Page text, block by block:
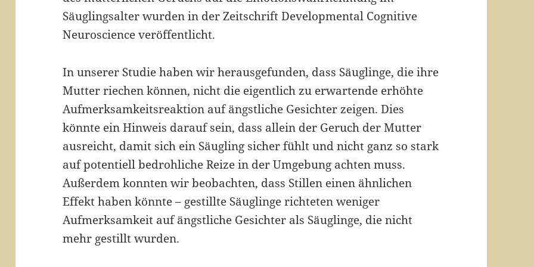
Säuglingsalter wurden in der Zeitschrift Developmental Cognitive
Neuroscience veröffentlicht.
In unserer Studie haben wir herausgefunden, dass Säuglinge, die ihre
Mutter riechen können, nicht die eigentlich zu erwartende erhöhte
Aufmerksamkeitsreaktion auf ängstliche Gesichter zeigen. Dies
könnte ein Hinweis darauf sein, dass allein der Geruch der Mutter
ausreicht, damit sich ein Säugling sicher fühlt und nicht ganz so stark
auf potentiell bedrohliche Reize in der Umgebung achten muss.
Außerdem konnten wir beobachten, dass Stillen einen ähnlichen
Effekt haben könnte – gestillte Säuglinge richteten weniger
Aufmerksamkeit auf ängstliche Gesichter als Säuglinge, die nicht
mehr gestillt wurden.